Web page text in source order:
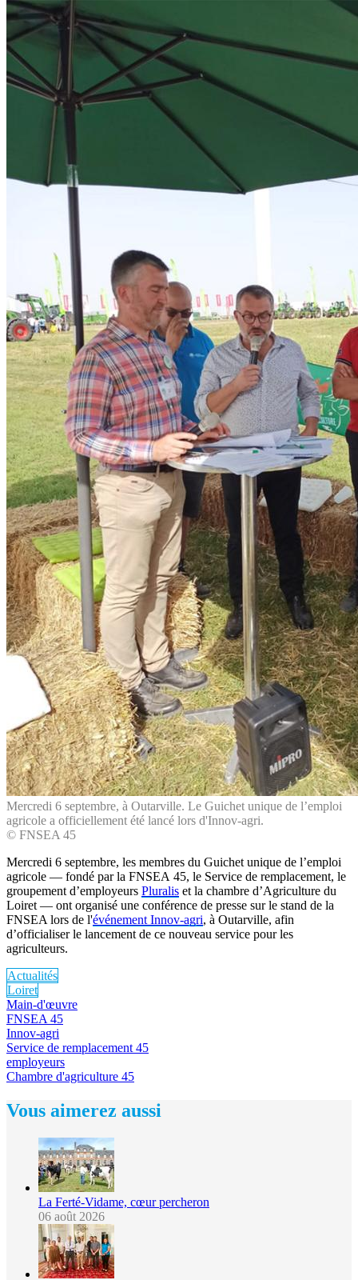
Mercredi 6 septembre, à Outarville. Le Guichet unique de l’emploi
agricole a officiellement été lancé lors d'Innov-agri.
© FNSEA 45
Mercredi 6 septembre, les membres du Guichet unique de l’emploi
agricole — fondé par la FNSEA 45, le Service de remplacement, le
groupement d’employeurs Pluralis et la chambre d’Agriculture du
Loiret — ont organisé une conférence de presse sur le stand de la
FNSEA lors de l'événement Innov-agri, à Outarville, afin
d’officialiser le lancement de ce nouveau service pour les
agriculteurs.
Actualités
Loiret
Main-d'œuvre
FNSEA 45
Innov-agri
Service de remplacement 45
employeurs
Chambre d'agriculture 45
Vous aimerez aussi
La Ferté-Vidame, cœur percheron
06 août 2026